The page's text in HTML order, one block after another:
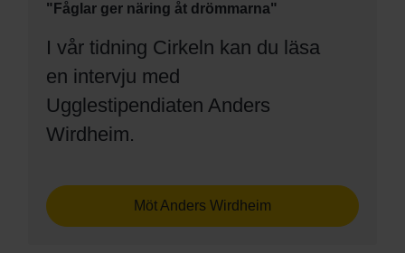
"Fåglar ger näring åt drömmarna"
I vår tidning Cirkeln kan du läsa
en intervju med
Ugglestipendiaten Anders
Wirdheim.
Möt Anders Wirdheim